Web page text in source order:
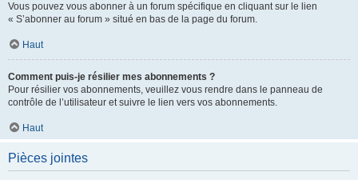
Vous pouvez vous abonner à un forum spécifique en cliquant sur le lien
« S’abonner au forum » situé en bas de la page du forum.
Haut
Comment puis-je résilier mes abonnements ?
Pour résilier vos abonnements, veuillez vous rendre dans le panneau de
contrôle de l’utilisateur et suivre le lien vers vos abonnements.
Haut
Pièces jointes